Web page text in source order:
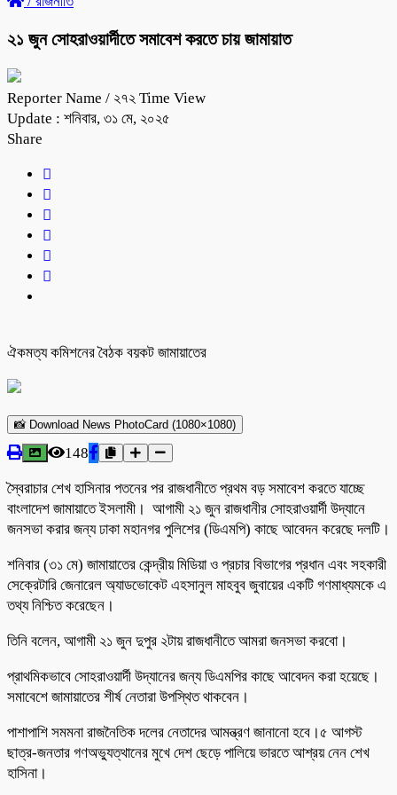
২১ জুন সোহরাওয়ার্দীতে সমাবেশ করতে চায় জামায়াত
Reporter Name / ২৭২ Time View
Update : শনিবার, ৩১ মে, ২০২৫
Share
ঐকমত্য কমিশনের বৈঠক বয়কট জামায়াতের
📸 Download News PhotoCard (1080×1080)
148
স্বৈরাচার শেখ হাসিনার পতনের পর রাজধানীতে প্রথম বড় সমাবেশ করতে যাচ্ছে
বাংলাদেশ জামায়াতে ইসলামী। আগামী ২১ জুন রাজধানীর সোহরাওয়ার্দী উদ্যানে
জনসভা করার জন্য ঢাকা মহানগর পুলিশের (ডিএমপি) কাছে আবেদন করেছে দলটি।
শনিবার (৩১ মে) জামায়াতের কেন্দ্রীয় মিডিয়া ও প্রচার বিভাগের প্রধান এবং সহকারী
সেক্রেটারি জেনারেল অ্যাডভোকেট এহসানুল মাহবুব জুবায়ের একটি গণমাধ্যমকে এ
তথ্য নিশ্চিত করেছেন।
তিনি বলেন, আগামী ২১ জুন দুপুর ২টায় রাজধানীতে আমরা জনসভা করবো।
প্রাথমিকভাবে সোহরাওয়ার্দী উদ্যানের জন্য ডিএমপির কাছে আবেদন করা হয়েছে।
সমাবেশে জামায়াতের শীর্ষ নেতারা উপস্থিত থাকবেন।
পাশাপাশি সমমনা রাজনৈতিক দলের নেতাদের আমন্ত্রণ জানানো হবে।৫ আগস্ট
ছাত্র-জনতার গণঅভ্যুত্থানের মুখে দেশ ছেড়ে পালিয়ে ভারতে আশ্রয় নেন শেখ
হাসিনা।